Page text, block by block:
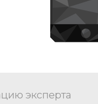
эксперта